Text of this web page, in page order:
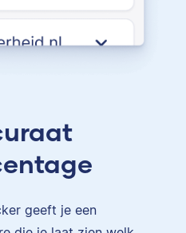
geeft je een